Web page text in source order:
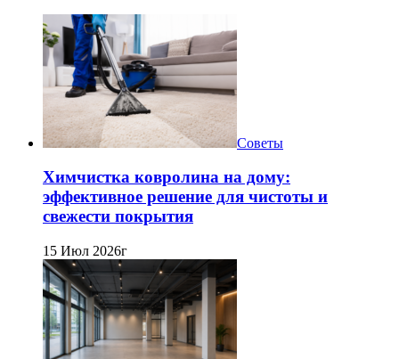
Советы
Химчистка ковролина на дому:
эффективное решение для чистоты и
свежести покрытия
15 Июл 2026г